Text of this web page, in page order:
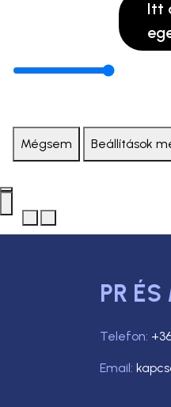
Itt
Mégsem Beállítások
PR
Telefon:
Email: